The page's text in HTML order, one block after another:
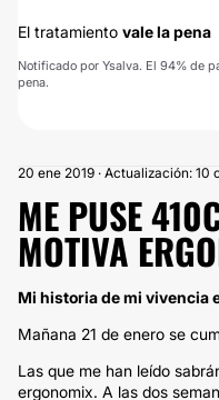
El tratamiento vale la pena
Notificado por Ysalva. El 94% de
pena.
20 ene 2019 · Actualización: 10
ME PUSE
MOTIVA
Mi historia de mi vivencia
Mañana 21 de enero se
Las que me han leído
ergonomix. A las dos